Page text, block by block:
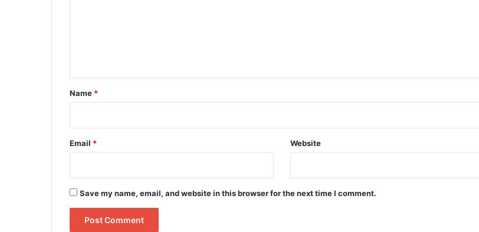
*
Name *
Email * Website
Save my name, email, and website in this browser for the next time I comment.